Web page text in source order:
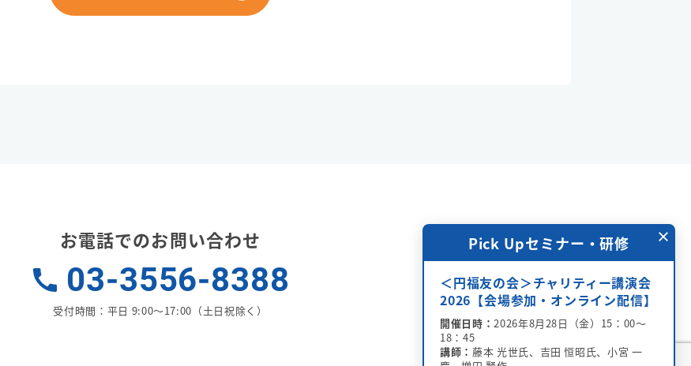
×
無料相談受付中
経営課題の解決をお手伝いします。
Pick Upセミナー・研修
＜円福友の会＞チャリティー講演会
2026【会場参加・オンライン配信】
開催日時：2026年8月28日（金）15：00～
18：45
講師： 藤本 光世氏、吉田 恒昭氏、小宮 一
お電話でのお問い合わせ
03-3556-8388
受付時間：平日 9:00〜17:00（土日祝除く）